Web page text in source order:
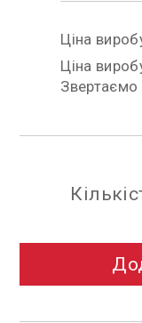
Ціна
Ціна
Звертаємо